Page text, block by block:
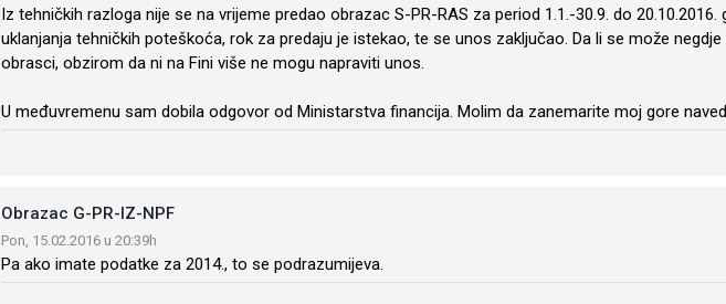
Iz tehničkih razloga nije se na vrijeme predao obrazac S-PR-RAS za period 1.1.-30.9. do 20.10.2016.
uklanjanja tehničkih poteškoća, rok za predaju je istekao, te se unos zaključao. Da li se može
obrasci, obzirom da ni na Fini više ne mogu napraviti unos.
U međuvremenu sam dobila odgovor od Ministarstva financija. Molim da zanemarite moj gore
Obrazac G-PR-IZ-NPF
Pon, 15.02.2016 u 20:39h
Pa ako imate podatke za 2014., to se podrazumijeva.